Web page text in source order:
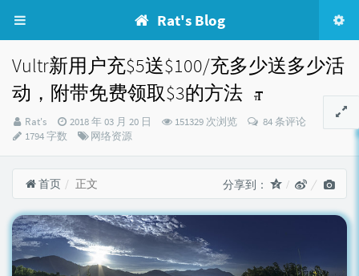
Rat's Blog
Vultr新用户充$5送$100/充多少送多少活
动，附带免费领取$3的方法
博
主：
Rat's
发
布
2018 年 03 月 20 日 151329 次浏览
84 条评论
1794 字数
分
网络资源
首页 正文 分享到：